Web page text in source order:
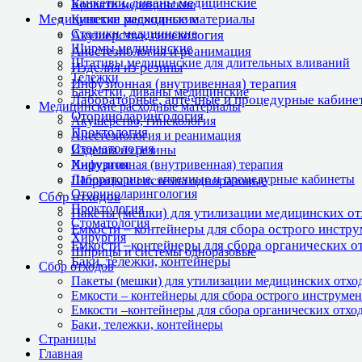
Медицинские расходные материалы
Акушерство, гинекология
Анестезиология и реанимация
Изделия из резины
Инфузионная (внутривенная) терапия
Лабораторные, аптечные и процедурные
Оториноларингология
Проктология
Стоматология
Хирургия
Шприцы и системы одноразовые
Сбор отходов
Пакеты (мешки) для утилизации медицинских
Емкости – контейнеры для сбора острого
Емкости –контейнеры для сбора органических
Баки, тележки, контейнеры
Кровати медицинские
Кушетки медицинские
Столики медицинские
Ширмы медицинские
Штативы медицинские для длительных вливаний
Тележки
Банкетки, диваны медицинские
Медицинские расходные материалы
Акушерство, гинекология
Анестезиология и реанимация
Изделия из резины
Инфузионная (внутривенная) терапия
Лабораторные, аптечные и процедурные кабинеты
Оториноларингология
Проктология
Стоматология
Хирургия
Шприцы и системы одноразовые
Сбор отходов
Пакеты (мешки) для утилизации медицинских
Емкости – контейнеры для сбора острого
Емкости –контейнеры для сбора органических
Баки, тележки, контейнеры
Страницы
Главная